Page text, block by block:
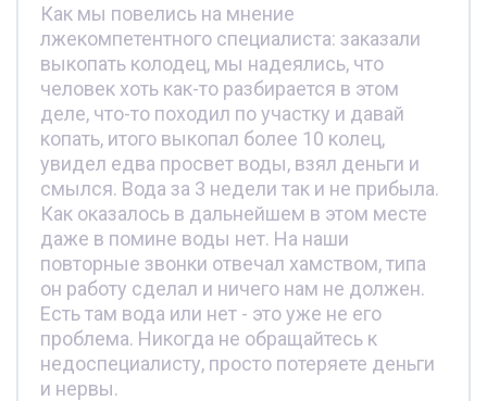
Как мы повелись на мнение
лжекомпетентного специалиста: заказали
выкопать колодец, мы надеялись, что
человек хоть как-то разбирается в этом
деле, что-то походил по участку и давай
копать, итого выкопал более 10 колец,
увидел едва просвет воды, взял деньги и
смылся. Вода за 3 недели так и не прибыла.
Как оказалось в дальнейшем в этом месте
даже в помине воды нет. На наши
повторные звонки отвечал хамством, типа
он работу сделал и ничего нам не должен.
Есть там вода или нет - это уже не его
проблема. Никогда не обращайтесь к
недоспециалисту, просто потеряете деньги
и нервы.